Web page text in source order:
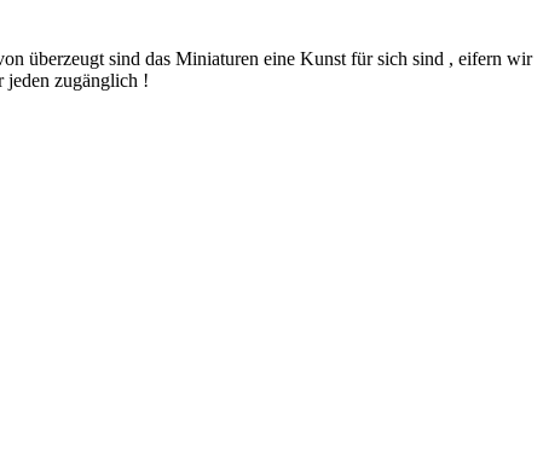
überzeugt sind das Miniaturen eine Kunst für sich sind , eifern wir
jeden zugänglich !